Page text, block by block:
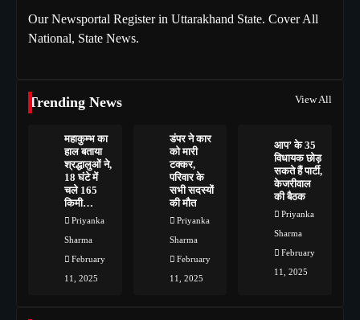
Our Newsportal Register in Uttarakhand State. Cover All
National, State News.
Trending News View All
महाकुम्भ का
हाल बताया
श्रद्धालुओं ने,
18 घंटे में
चले 165
किमी…
Priyanka
Sharma
February
11, 2025
डंपर ने कार
को मारी
टक्कर,
परिवार के
सभी सदस्यों
की मौत
Priyanka
Sharma
February
11, 2025
आप’ के 35
विधायक छोड़
सकते हैं पार्टी,
केजरीवाल
की बैठक
Priyanka
Sharma
February
11, 2025